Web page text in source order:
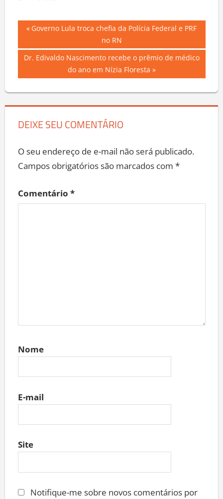
Navegação
de
Previous
Governo Lula troca chefia da Polícia Federal e PRF
no RN
Next
Dr. Edivaldo Nascimento recebe o prêmio de médico
do ano em Nízia Floresta
DEIXE SEU COMENTÁRIO
O seu endereço de e-mail não será publicado.
Campos obrigatórios são marcados com *
Comentário *
Nome
E-mail
Site
Notifique-me sobre novos comentários por